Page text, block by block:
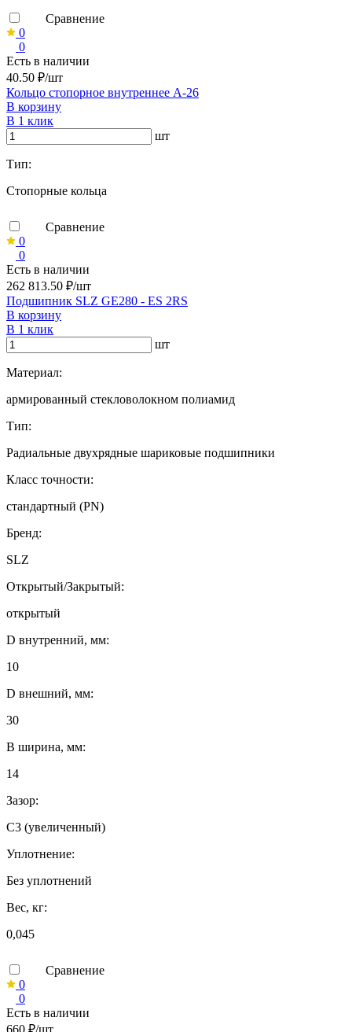
Сравнение
0
0
Есть в наличии
40.50 ₽/шт
Кольцо стопорное внутреннее А-26
В корзину
В 1 клик
шт
Тип:
Стопорные кольца
Сравнение
0
0
Есть в наличии
262 813.50 ₽/шт
Подшипник SLZ GE280 - ES 2RS
В корзину
В 1 клик
шт
Материал:
армированный стекловолокном полиамид
Тип:
Радиальные двухрядные шариковые подшипники
Класс точности:
стандартный (PN)
Бренд:
SLZ
Открытый/Закрытый:
открытый
D внутренний, мм:
10
D внешний, мм:
30
B ширина, мм:
14
Зазор:
C3 (увеличенный)
Уплотнение:
Без уплотнений
Вес, кг:
0,045
Сравнение
0
0
Есть в наличии
660 ₽/шт